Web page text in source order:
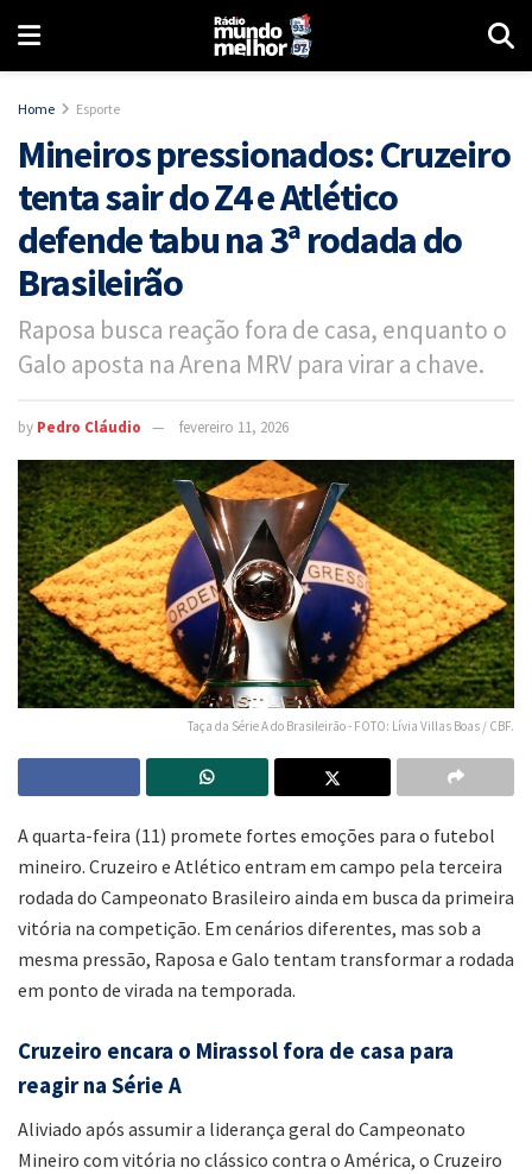
Home Esporte
Mineiros pressionados: Cruzeiro
tenta sair do Z4 e Atlético
defende tabu na 3ª rodada do
Brasileirão
Raposa busca reação fora de casa, enquanto o
Galo aposta na Arena MRV para virar a chave.
by Pedro Cláudio fevereiro 11, 2026
Taça da Série A do Brasileirão - FOTO: Lívia Villas Boas / CBF.
A quarta-feira (11) promete fortes emoções para o futebol
mineiro. Cruzeiro e Atlético entram em campo pela terceira
rodada do Campeonato Brasileiro ainda em busca da primeira
vitória na competição. Em cenários diferentes, mas sob a
mesma pressão, Raposa e Galo tentam transformar a rodada
em ponto de virada na temporada.
Cruzeiro encara o Mirassol fora de casa para
reagir na Série A
Aliviado após assumir a liderança geral do Campeonato
Mineiro com vitória no clássico contra o América, o Cruzeiro